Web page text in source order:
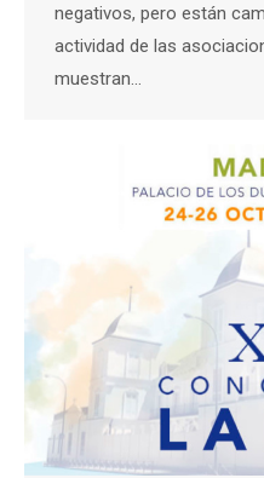
negativos, pero están
actividad de las
muestran…